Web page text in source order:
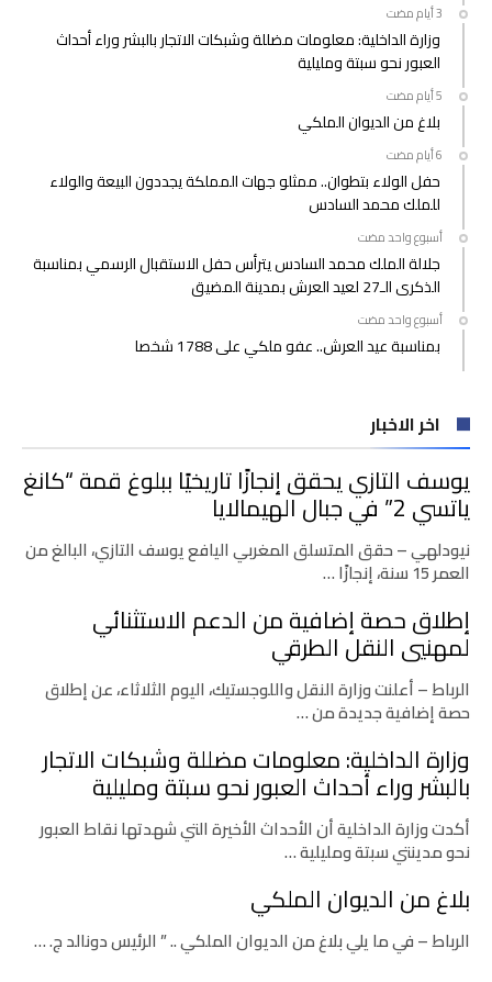
وزارة الداخلية: معلومات مضللة وشبكات الاتجار بالبشر وراء أحداث
العبور نحو سبتة ومليلية
بلاغ من الديوان الملكي
حفل الولاء بتطوان.. ممثلو جهات المملكة يجددون البيعة والولاء
للملك محمد السادس
‫‫‫‏‫أسبوع واحد مضت‬
جلالة الملك محمد السادس يترأس حفل الاستقبال الرسمي بمناسبة
الذكرى الـ27 لعيد العرش بمدينة المضيق
‫‫‫‏‫أسبوع واحد مضت‬
بمناسبة عيد العرش.. عفو ملكي على 1788 شخصا
اخر الاخبار
يوسف التازي يحقق إنجازًا تاريخيًا ببلوغ قمة “كانغ
ياتسي 2” في جبال الهيمالايا
نيودلهي – حقق المتسلق المغربي اليافع يوسف التازي، البالغ من
العمر 15 سنة، إنجازًا …
إطلاق حصة إضافية من الدعم الاستثنائي
لمهنيي النقل الطرقي
الرباط – أعلنت وزارة النقل واللوجستيك، اليوم الثلاثاء، عن إطلاق
حصة إضافية جديدة من …
وزارة الداخلية: معلومات مضللة وشبكات الاتجار
بالبشر وراء أحداث العبور نحو سبتة ومليلية
أكدت وزارة الداخلية أن الأحداث الأخيرة التي شهدتها نقاط العبور
نحو مدينتي سبتة ومليلية …
بلاغ من الديوان الملكي
الرباط – في ما يلي بلاغ من الديوان الملكي .. ” الرئيس دونالد ج. …